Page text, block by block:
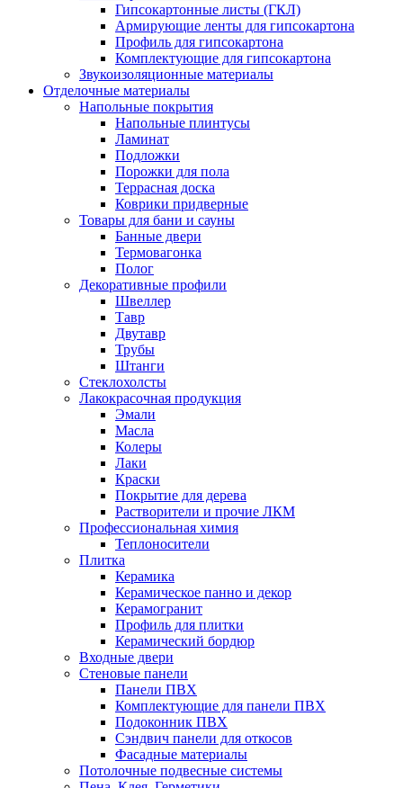
Гипсокартонные листы (ГКЛ)
Армирующие ленты для гипсокартона
Профиль для гипсокартона
Комплектующие для гипсокартона
Звукоизоляционные материалы
Отделочные материалы
Напольные покрытия
Напольные плинтусы
Ламинат
Подложки
Порожки для пола
Террасная доска
Коврики придверные
Товары для бани и сауны
Банные двери
Термовагонка
Полог
Декоративные профили
Швеллер
Тавр
Двутавр
Трубы
Штанги
Стеклохолсты
Лакокрасочная продукция
Эмали
Масла
Колеры
Лаки
Краски
Покрытие для дерева
Растворители и прочие ЛКМ
Профессиональная химия
Теплоносители
Плитка
Керамика
Керамическое панно и декор
Керамогранит
Профиль для плитки
Керамический бордюр
Входные двери
Стеновые панели
Панели ПВХ
Комплектующие для панели ПВХ
Подоконник ПВХ
Сэндвич панели для откосов
Фасадные материалы
Потолочные подвесные системы